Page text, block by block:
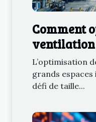
Comment
ventilation
espaces
L’optimisation
grands
défi de taille...